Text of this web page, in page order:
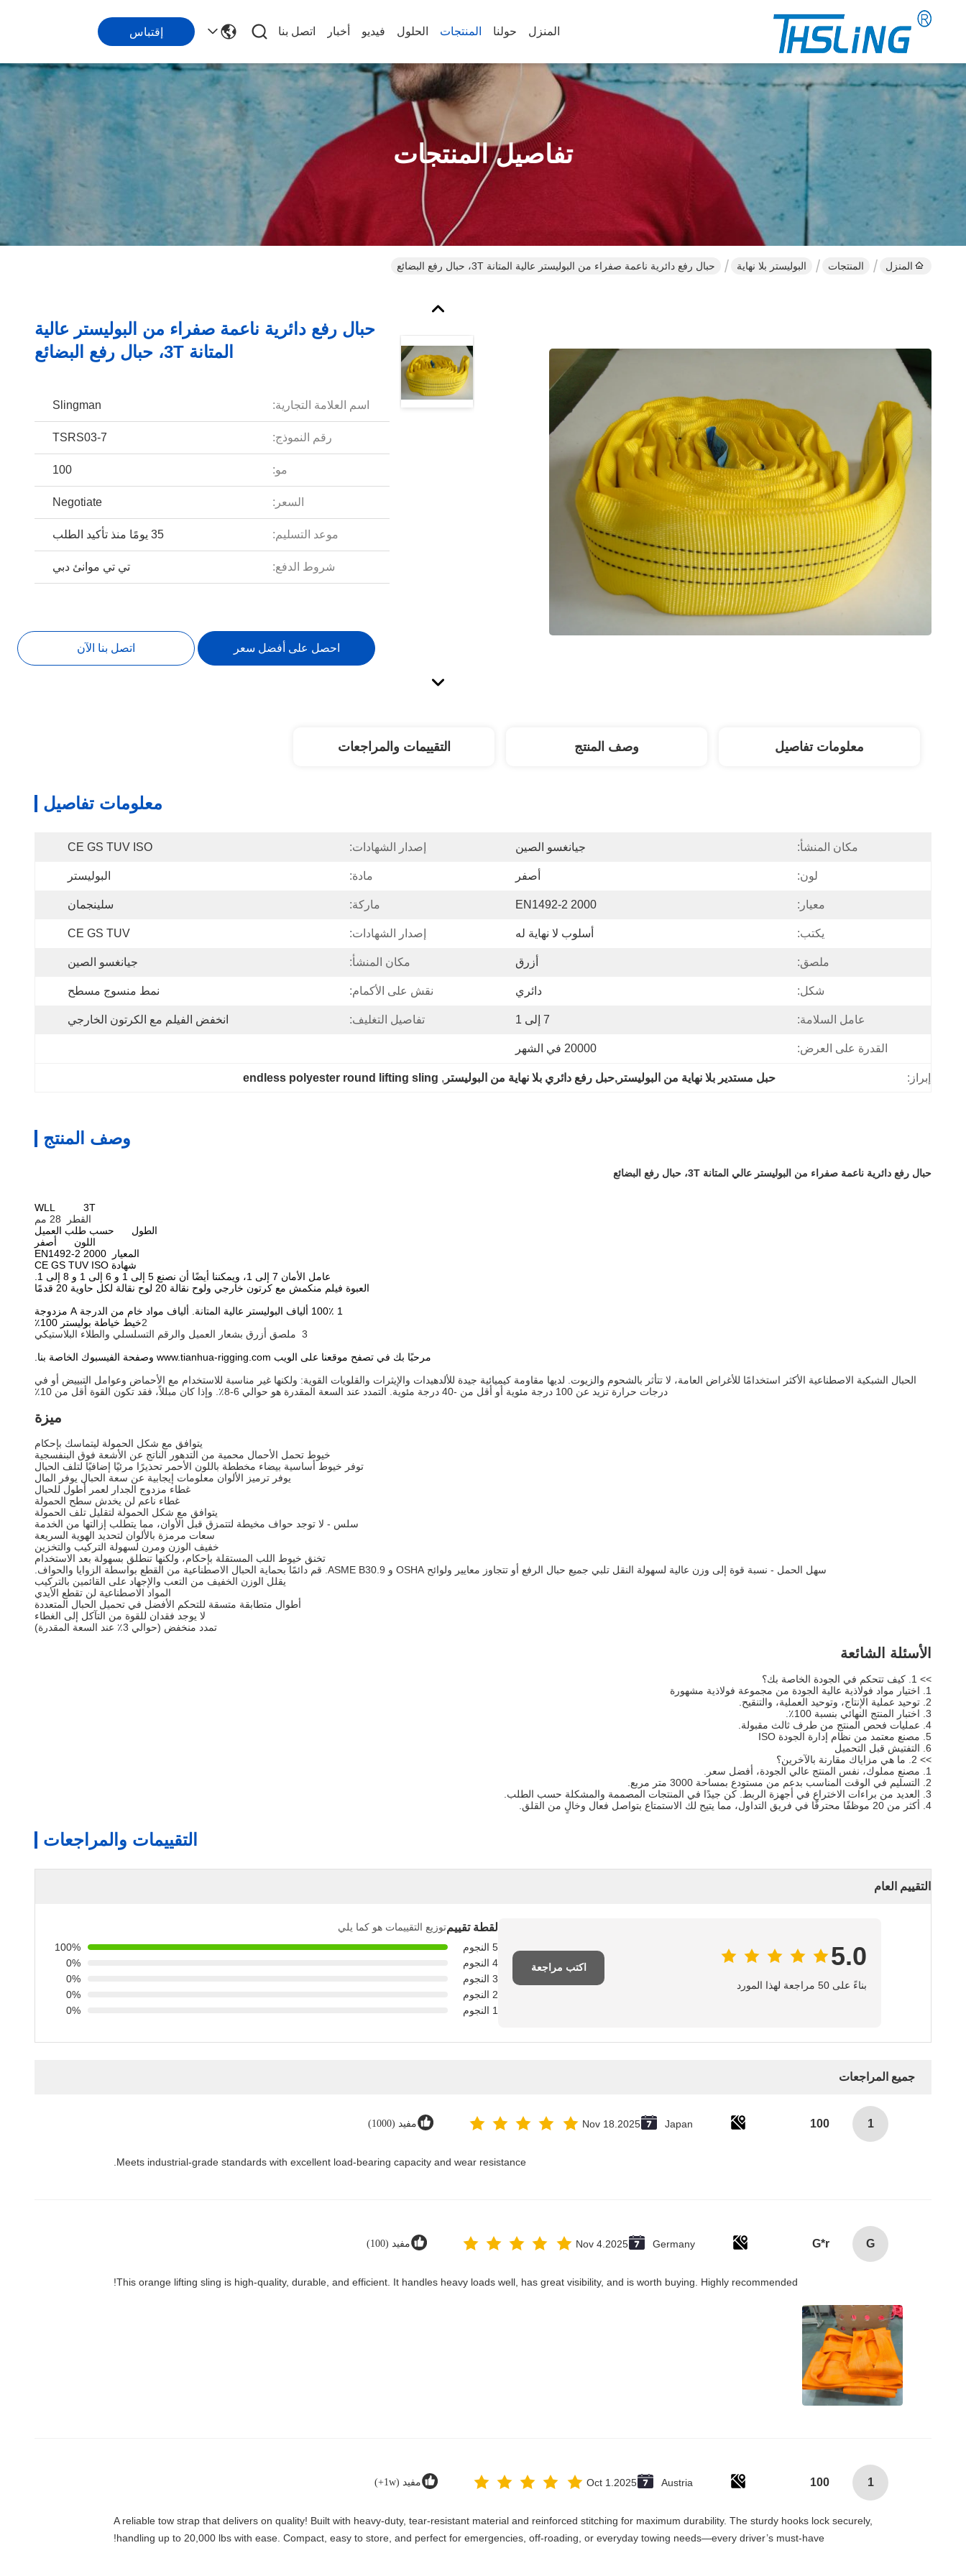
المنزل حولنا المنتجات الحلول فيديو أخبار اتصل بنا إقتباس
تفاصيل المنتجات
المنزل المنتجات البوليستر بلا نهاية حبال رفع دائرية ناعمة صفراء من البوليستر عالية المتانة 3T، حبال رفع البضائع
حبال رفع دائرية ناعمة صفراء من البوليستر عالية
المتانة 3T، حبال رفع البضائع
اسم العلامة التجارية: Slingman
رقم النموذج: TSRS03-7
مو: 100
السعر: Negotiate
موعد التسليم: 35 يومًا منذ تأكيد الطلب
شروط الدفع: تي تي موانئ دبي
احصل على أفضل سعر اتصل بنا الآن
معلومات تفاصيل وصف المنتج التقييمات والمراجعات
معلومات تفاصيل
مكان المنشأ: جيانغسو الصين إصدار الشهادات: CE GS TUV ISO
لون: أصفر مادة: البوليستر
معيار: EN1492-2 2000 ماركة: سلينجمان
يكتب: أسلوب لا نهاية له إصدار الشهادات: CE GS TUV
ملصق: أزرق مكان المنشأ: جيانغسو الصين
شكل: دائري نقش على الأكمام: نمط منسوج مسطح
عامل السلامة: 7 إلى 1 تفاصيل التغليف: انخفض الفيلم مع الكرتون الخارجي
القدرة على العرض: 20000 في الشهر
إبراز: حبل مستدير بلا نهاية من البوليستر,حبل رفع دائري بلا نهاية من البوليستر ,
endless polyester round lifting sling
وصف المنتج
حبال رفع دائرية ناعمة صفراء من البوليستر عالي المتانة 3T، حبال رفع البضائع
WLL 3T
القطر 28 مم
الطول حسب طلب العميل
اللون أصفر
المعيار EN1492-2 2000
شهادة CE GS TUV ISO
عامل الأمان 7 إلى 1، ويمكننا أيضًا أن نصنع 5 إلى 1 و 6 إلى 1 و 8 إلى 1.
العبوة فيلم منكمش مع كرتون خارجي ولوح نقالة 20 لوح نقالة لكل حاوية 20 قدمًا
1 100٪ ألياف البوليستر عالية المتانة. ألياف مواد خام من الدرجة A مزدوجة
2خيط خياطة بوليستر 100٪
3 ملصق أزرق بشعار العميل والرقم التسلسلي والطلاء البلاستيكي
مرحبًا بك في تصفح موقعنا على الويب www.tianhua-rigging.com وصفحة الفيسبوك الخاصة بنا.
الحبال الشبكية الاصطناعية الأكثر استخدامًا للأغراض العامة، لا تتأثر بالشحوم والزيوت. لديها مقاومة كيميائية جيدة للألدهيدات والإيثرات والقلويات القوية: ولكنها غير مناسبة للاستخدام مع الأحماض وعوامل التبييض أو في
درجات حرارة تزيد عن 100 درجة مئوية أو أقل من -40 درجة مئوية. التمدد عند السعة المقدرة هو حوالي 6-8٪. وإذا كان مبللاً، فقد تكون القوة أقل من 10٪
ميزة
يتوافق مع شكل الحمولة ليتماسك بإحكام
خيوط تحمل الأحمال محمية من التدهور الناتج عن الأشعة فوق البنفسجية
توفر خيوط أساسية بيضاء مخططة باللون الأحمر تحذيرًا مرئيًا إضافيًا لتلف الحبال
يوفر ترميز الألوان معلومات إيجابية عن سعة الحبال يوفر المال
غطاء مزدوج الجدار لعمر أطول للحبال
غطاء ناعم لن يخدش سطح الحمولة
يتوافق مع شكل الحمولة لتقليل تلف الحمولة
سلس - لا توجد حواف مخيطة لتتمزق قبل الأوان، مما يتطلب إزالتها من الخدمة
سعات مرمزة بالألوان لتحديد الهوية السريعة
خفيف الوزن ومرن لسهولة التركيب والتخزين
تخنق خيوط اللب المستقلة بإحكام، ولكنها تنطلق بسهولة بعد الاستخدام
سهل الحمل - نسبة قوة إلى وزن عالية لسهولة النقل تلبي جميع حبال الرفع أو تتجاوز معايير ولوائح OSHA و ASME B30.9. قم دائمًا بحماية الحبال الاصطناعية من القطع بواسطة الزوايا والحواف.
يقلل الوزن الخفيف من التعب والإجهاد على القائمين بالتركيب
المواد الاصطناعية لن تقطع الأيدي
أطوال متطابقة متسقة للتحكم الأفضل في تحميل الحبال المتعددة
لا يوجد فقدان للقوة من التآكل إلى الغطاء
تمدد منخفض (حوالي 3٪ عند السعة المقدرة)
الأسئلة الشائعة
>> 1. كيف تتحكم في الجودة الخاصة بك؟
1. اختيار مواد فولاذية عالية الجودة من مجموعة فولاذية مشهورة
2. توحيد عملية الإنتاج، وتوحيد العملية، والتنقيح.
3. اختبار المنتج النهائي بنسبة 100٪.
4. عمليات فحص المنتج من طرف ثالث مقبولة.
5. مصنع معتمد من نظام إدارة الجودة ISO
6. التفتيش قبل التحميل
>> 2. ما هي مزاياك مقارنة بالآخرين؟
1. مصنع مملوك، نفس المنتج عالي الجودة، أفضل سعر.
2. التسليم في الوقت المناسب بدعم من مستودع بمساحة 3000 متر مربع.
3. العديد من براءات الاختراع في أجهزة الربط. كن جيدًا في المنتجات المصممة والمشكلة حسب الطلب.
4. أكثر من 20 موظفًا محترفًا في فريق التداول، مما يتيح لك الاستمتاع بتواصل فعال وخالٍ من القلق.
التقييمات والمراجعات
التقييم العام
5.0
بناءً على 50 مراجعة لهذا المورد
اكتب مراجعة
لقطة تقييمتوزيع التقييمات هو كما يلي
5 النجوم
100%
4 النجوم
0%
3 النجوم
0%
2 النجوم
0%
1 النجوم
0%
جميع المراجعات
1
100
Japan
Nov 18.2025 مفيد (1000)
Meets industrial-grade standards with excellent load-bearing capacity and wear resistance.
G
G*r
Germany
Nov 4.2025 مفيد (100)
This orange lifting sling is high-quality, durable, and efficient. It handles heavy loads well, has great visibility, and is worth buying. Highly recommended!
1
100
Austria
Oct 1.2025 مفيد (1w+)
A reliable tow strap that delivers on quality! Built with heavy-duty, tear-resistant material and reinforced stitching for maximum durability. The sturdy hooks lock securely,
handling up to 20,000 lbs with ease. Compact, easy to store, and perfect for emergencies, off-roading, or everyday towing needs—every driver’s must-have!